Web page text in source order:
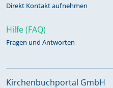
Direkt Kontakt aufnehmen
Hilfe (FAQ)
Fragen und Antworten
Kirchenbuchportal GmbH